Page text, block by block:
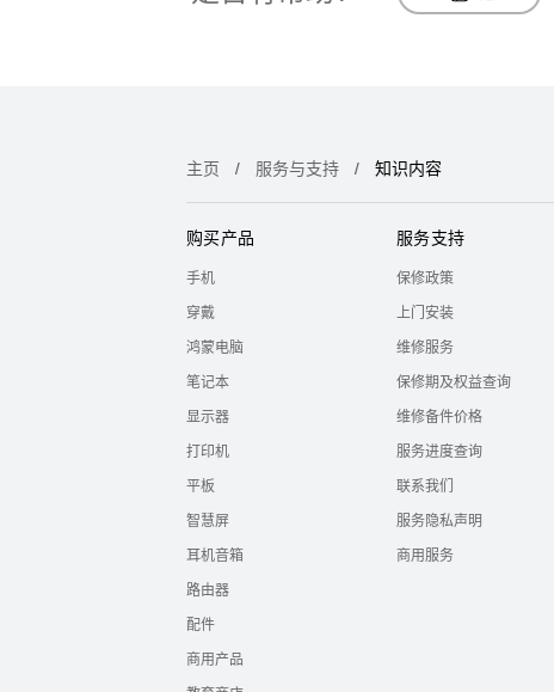
主页 服务与支持 知识内容
购买产品
手机
穿戴
鸿蒙电脑
笔记本
显示器
打印机
平板
智慧屏
耳机音箱
路由器
配件
商用产品
服务支持
保修政策
上门安装
维修服务
保修期及权益查询
维修备件价格
服务进度查询
联系我们
服务隐私声明
商用服务